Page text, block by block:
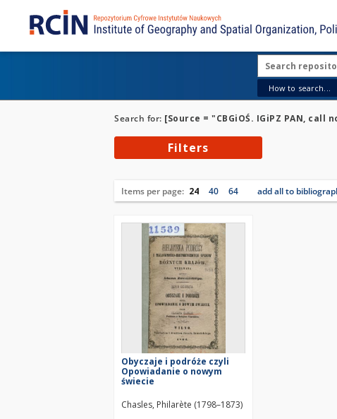
How to search...
Search for: [Source = "CBGiOŚ. IGiPZ PAN, call
Filters
Items per page: 24 40 64 add all to
Obyczaje i podróże czyli
Opowiadanie o nowym
świecie
Chasles, Philarète (1798–1873)